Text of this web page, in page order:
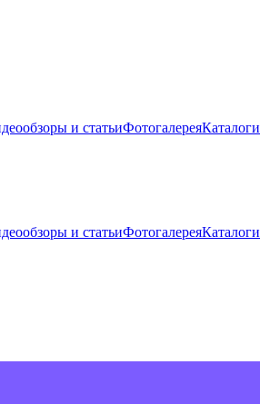
и статьиФотогалереяКаталоги
и статьиФотогалереяКаталоги